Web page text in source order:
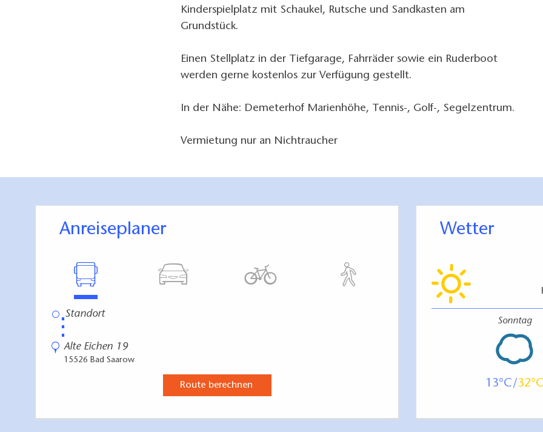
Kinderspielplatz mit Schaukel, Rutsche und Sandkasten am
Grundstück.
Einen Stellplatz in der Tiefgarage, Fahrräder sowie ein Ruderboot
werden gerne kostenlos zur Verfügung gestellt.
In der Nähe: Demeterhof Marienhöhe, Tennis-, Golf-, Segelzentrum.
Vermietung nur an Nichtraucher
Anreiseplaner
⋮
Alte Eichen 19
15526 Bad Saarow
Route berechnen
Wetter
Sonntag
13 32